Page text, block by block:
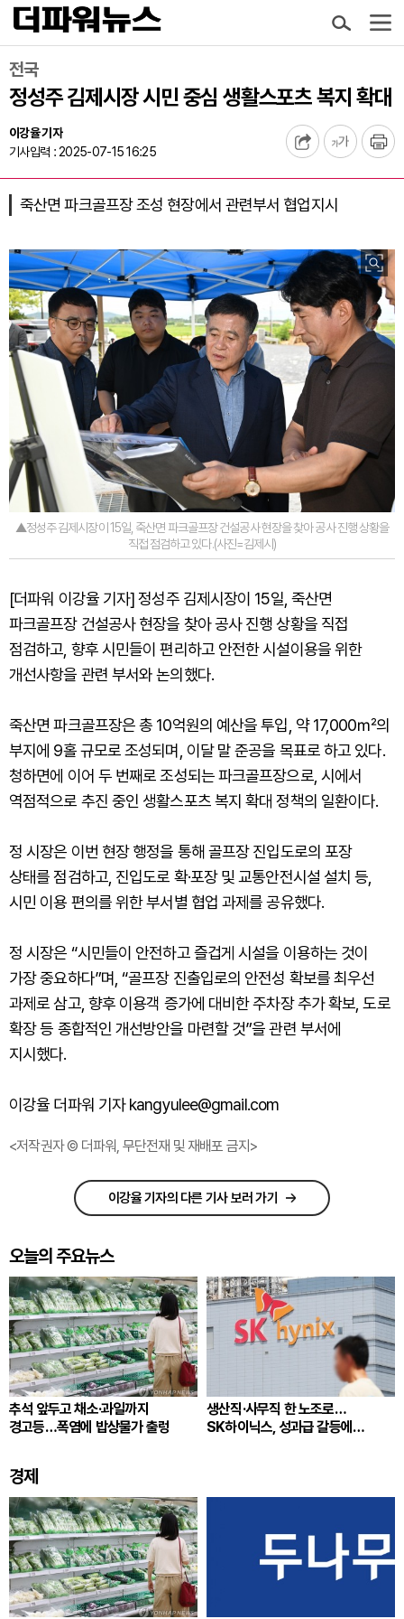
전국
정성주 김제시장 시민 중심 생활스포츠 복지 확대
이강율 기자
기사입력 : 2025-07-15 16:25
죽산면 파크골프장 조성 현장에서 관련부서 협업지시
▲정성주 김제시장이 15일, 죽산면 파크골프장 건설공사 현장을 찾아 공사 진행 상황을
직접 점검하고 있다.(사진=김제시)
[더파워 이강율 기자] 정성주 김제시장이 15일, 죽산면
파크골프장 건설공사 현장을 찾아 공사 진행 상황을 직접
점검하고, 향후 시민들이 편리하고 안전한 시설이용을 위한
개선사항을 관련 부서와 논의했다.
죽산면 파크골프장은 총 10억원의 예산을 투입, 약 17,000㎡의
부지에 9홀 규모로 조성되며, 이달 말 준공을 목표로 하고 있다.
청하면에 이어 두 번째로 조성되는 파크골프장으로, 시에서
역점적으로 추진 중인 생활스포츠 복지 확대 정책의 일환이다.
정 시장은 이번 현장 행정을 통해 골프장 진입도로의 포장
상태를 점검하고, 진입도로 확·포장 및 교통안전시설 설치 등,
시민 이용 편의를 위한 부서별 협업 과제를 공유했다.
정 시장은 “시민들이 안전하고 즐겁게 시설을 이용하는 것이
가장 중요하다”며, “골프장 진출입로의 안전성 확보를 최우선
과제로 삼고, 향후 이용객 증가에 대비한 주차장 추가 확보, 도로
확장 등 종합적인 개선방안을 마련할 것”을 관련 부서에
지시했다.
이강율 더파워 기자 kangyulee@gmail.com
<저작권자 © 더파워, 무단전재 및 재배포 금지>
이강율 기자의 다른 기사 보러 가기
오늘의 주요뉴스
추석 앞두고 채소·과일까지
경고등…폭염에 밥상물가 출렁
생산직·사무직 한 노조로…
SK하이닉스, 성과급 갈등에
경제